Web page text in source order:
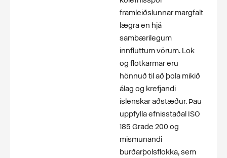
framleiðslunnar margfalt
lægra en hjá
sambærilegum
innfluttum vörum. Lok
og flotkarmar eru
hönnuð til að þola mikið
álag og krefjandi
íslenskar aðstæður. Þau
uppfylla efnisstaðal ISO
185 Grade 200 og
mismunandi
burðarþolsflokka, sem